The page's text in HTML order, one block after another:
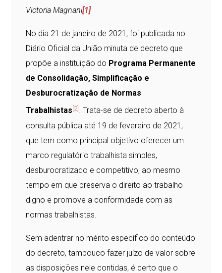
Victoria Magnani[1]
No dia 21 de janeiro de 2021, foi publicada no
Diário Oficial da União minuta de decreto que
propõe a instituição do Programa Permanente
de Consolidação, Simplificação e
Desburocratização de Normas
Trabalhistas [2] . Trata-se de decreto aberto à
consulta pública até 19 de fevereiro de 2021,
que tem como principal objetivo oferecer um
marco regulatório trabalhista simples,
desburocratizado e competitivo, ao mesmo
tempo em que preserva o direito ao trabalho
digno e promove a conformidade com as
normas trabalhistas.
Sem adentrar no mérito específico do conteúdo
do decreto, tampouco fazer juízo de valor sobre
as disposições nele contidas, é certo que o